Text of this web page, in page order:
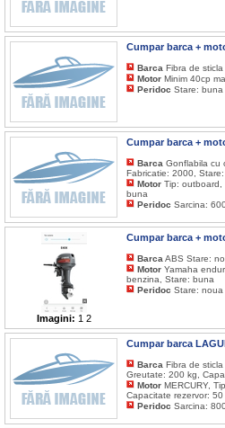
Cumpar barca +
Barca Fibra de
Motor Minim 40cp
Peridoc Stare: buna
Cumpar barca +
Barca Gonflabila cu
Fabricatie: 2000,
Motor Tip: outboard,
buna
Peridoc Sarcina:
Imagini: 1 2
Cumpar barca +
Barca ABS Stare:
Motor Yamaha
benzina, Stare: buna
Peridoc Stare: noua
Cumpar barca
Barca Fibra de
Greutate: 200 kg,
Motor MERCURY,
Capacitate rezervor:
Peridoc Sarcina: